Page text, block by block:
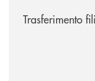
Trasferimento